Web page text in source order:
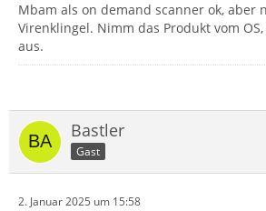
Mbam als on demand scanner ok, aber
Virenklingel. Nimm das Produkt vom
aus.
Bastler
Gast
2. Januar 2025 um 15:58